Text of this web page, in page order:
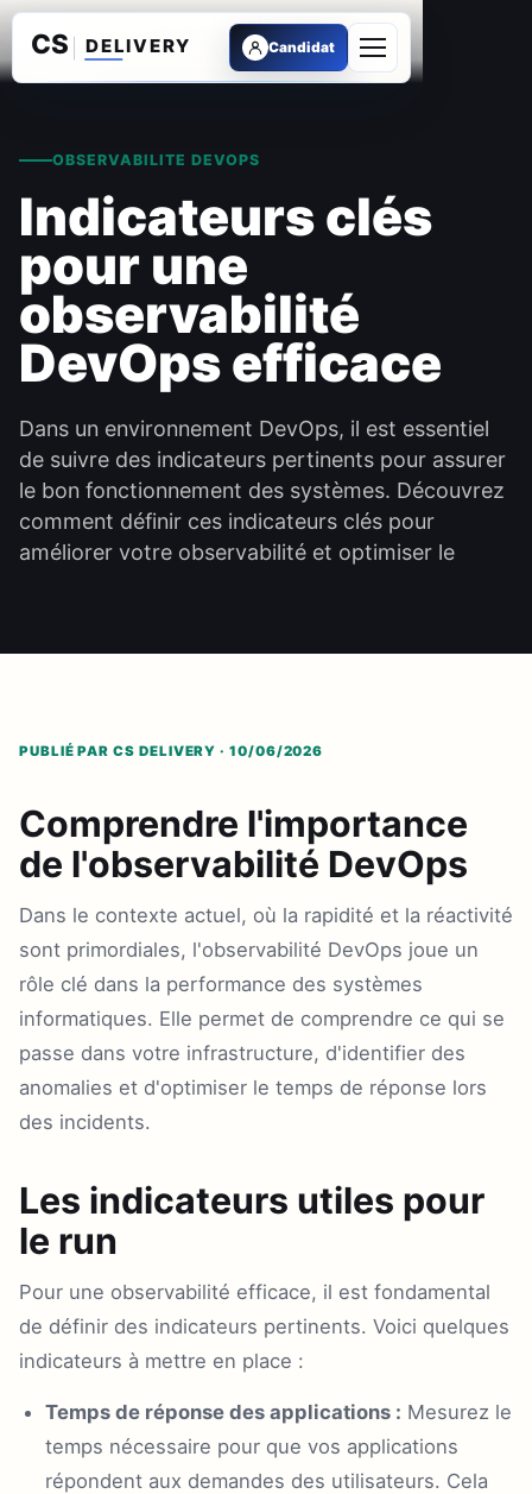
Candidat
Ouvrir le menu
OBSERVABILITE DEVOPS
Indicateurs clés
pour une
observabilité
DevOps efficace
Dans un environnement DevOps, il est essentiel
de suivre des indicateurs pertinents pour assurer
le bon fonctionnement des systèmes. Découvrez
comment définir ces indicateurs clés pour
améliorer votre observabilité et optimiser le
PUBLIÉ PAR CS DELIVERY · 10/06/2026
Comprendre l'importance
de l'observabilité DevOps
Dans le contexte actuel, où la rapidité et la réactivité
sont primordiales, l'observabilité DevOps joue un
rôle clé dans la performance des systèmes
informatiques. Elle permet de comprendre ce qui se
passe dans votre infrastructure, d'identifier des
anomalies et d'optimiser le temps de réponse lors
des incidents.
Les indicateurs utiles pour
le run
Pour une observabilité efficace, il est fondamental
de définir des indicateurs pertinents. Voici quelques
indicateurs à mettre en place :
Temps de réponse des applications : Mesurez le
temps nécessaire pour que vos applications
répondent aux demandes des utilisateurs. Cela